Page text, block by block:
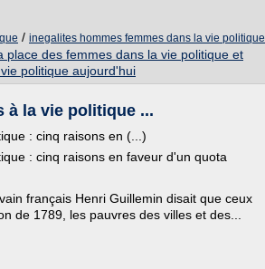
/ inegalites hommes femmes dans la vie politique
place des femmes dans la vie politique et
politique aujourd'hui
à la vie politique ...
: cinq raisons en (...)
: cinq raisons en faveur d'un quota
français Henri Guillemin disait que ceux
de 1789, les pauvres des villes et des...